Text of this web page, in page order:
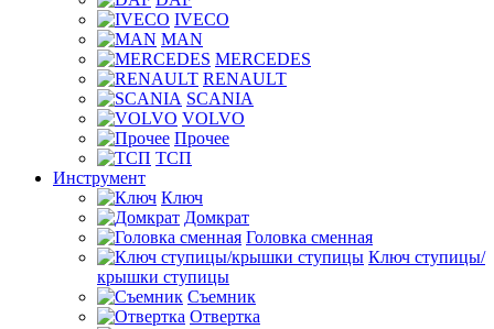
IVECO
MAN
MERCEDES
RENAULT
SCANIA
VOLVO
Прочее
ТСП
Инструмент
Ключ
Домкрат
Головка сменная
Ключ ступицы/
крышки ступицы
Съемник
Отвертка